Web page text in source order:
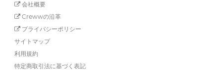
会社概要
Crewwの沿革
プライバシーポリシー
サイトマップ
利用規約
特定商取引法に基づく表記